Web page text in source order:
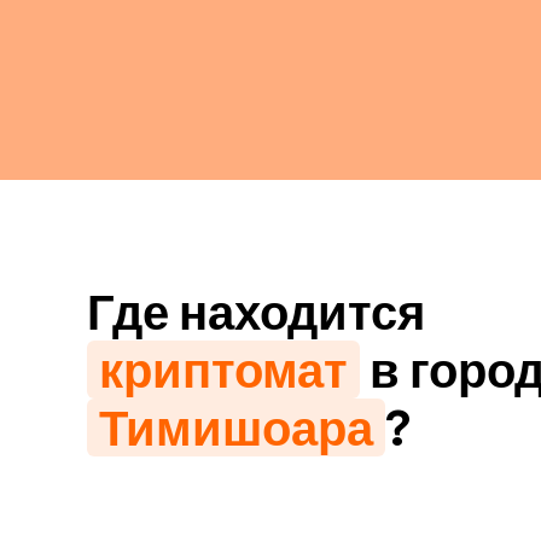
Где находится
криптомат в
Тимишоара ?